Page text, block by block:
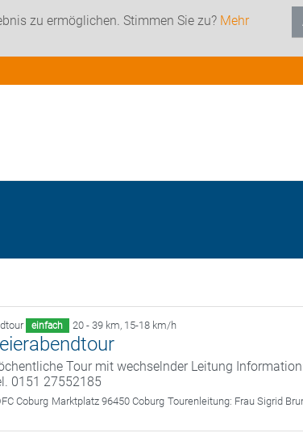
zu ermöglichen. Stimmen Sie zu? Mehr
einfach 20 - 39 km, 15-18 km/h
Tour mit wechselnder Leitung
0151 27552185
Coburg Marktplatz 96450 Coburg Tourenleitung: Frau Sigrid